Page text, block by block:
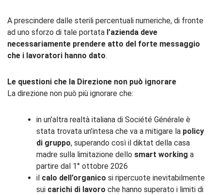
A prescindere dalle sterili percentuali numeriche, di fronte
ad uno sforzo di tale portata l’azienda deve
necessariamente prendere atto del forte messaggio
che i lavoratori hanno dato.
Le questioni che la Direzione non può ignorare
La direzione non può più ignorare che:
in un’altra realtà italiana di Société Générale è
stata trovata un’intesa che va a mitigare la policy
di gruppo, superando così il diktat della casa
madre sulla limitazione dello smart working a
partire dal 1° ottobre 2026
il calo dell’organico si ripercuote inevitabilmente
sui carichi di lavoro che hanno superato i limiti di